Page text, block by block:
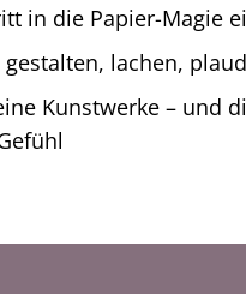
in die Papier-Magie
gestalten, lachen,
Kunstwerke – und